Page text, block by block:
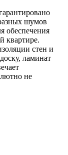
шумов
обеспечения
квартире.
стен и
ламинат
не